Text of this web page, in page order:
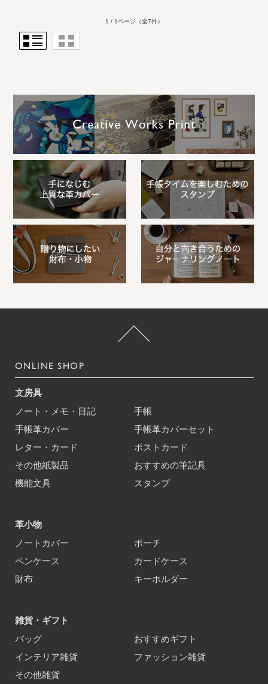
1 / 1ページ （全7件）
ONLINE SHOP
文房具
ノート・メモ・日記
手帳
手帳革カバー
手帳革カバーセット
レター・カード
ポストカード
その他紙製品
おすすめの筆記具
機能文具
スタンプ
革小物
ノートカバー
ポーチ
ペンケース
カードケース
財布
キーホルダー
雑貨・ギフト
バッグ
おすすめギフト
インテリア雑貨
ファッション雑貨
その他雑貨